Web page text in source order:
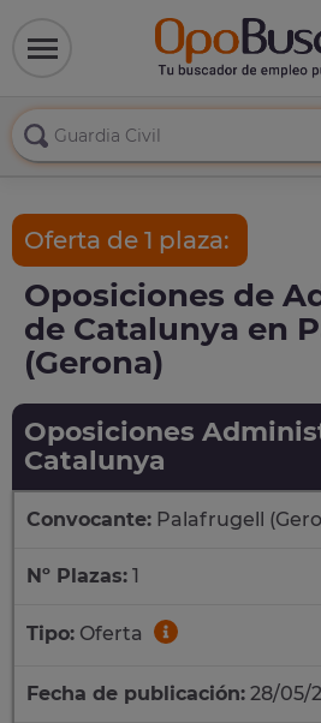
Oferta de 1 plaza:
Oposiciones de
de Catalunya en
(Gerona)
Oposiciones
Catalunya
Convocante: Palafrugell
Nº Plazas: 1
Tipo: Oferta
Fecha de publicación: 28/05/